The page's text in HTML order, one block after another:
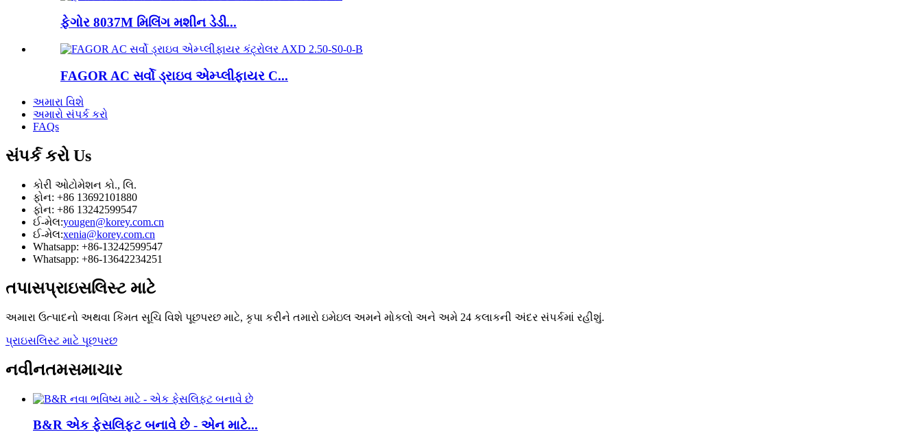
ફેગોર 8037M મિલિંગ મશીન ડેડી...
FAGOR AC સર્વો ડ્રાઇવ એમ્પ્લીફાયર C...
અમારા વિશે
અમારો સંપર્ક કરો
FAQs
સંપર્ક કરો Us
કોરી ઓટોમેશન કો., લિ.
ફોન: +86 13692101880
ફોન: +86 13242599547
ઈ-મેલ:yougen@korey.com.cn
ઈ-મેલ:xenia@korey.com.cn
Whatsapp: +86-13242599547
Whatsapp: +86-13642234251
તપાસપ્રાઇસલિસ્ટ માટે
અમારા ઉત્પાદનો અથવા કિંમત સૂચિ વિશે પૂછપરછ માટે, કૃપા કરીને તમારો ઇમેઇલ અમને મોકલો અને અમે 24 કલાકની અંદર સંપર્કમાં રહીશું.
પ્રાઇસલિસ્ટ માટે પૂછપરછ
નવીનતમસમાચાર
B&R એક ફેસલિફ્ટ બનાવે છે - એન માટે...